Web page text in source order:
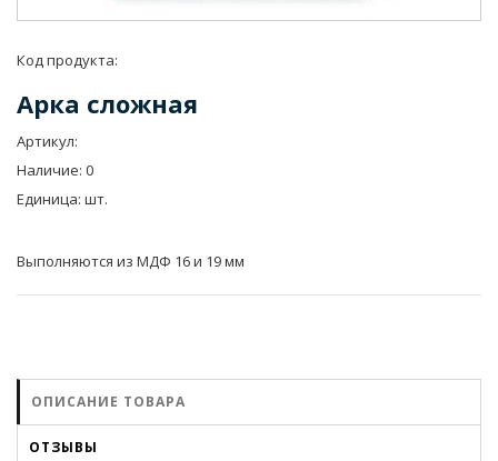
Код продукта:
Арка сложная
Артикул:
Наличие: 0
Единица: шт.
Выполняются из МДФ 16 и 19 мм
ОПИСАНИЕ ТОВАРА
ОТЗЫВЫ